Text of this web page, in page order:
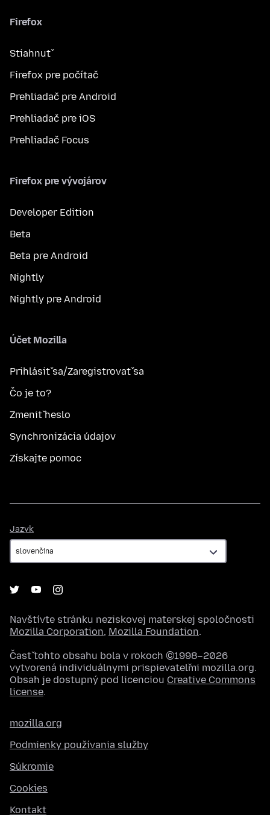
Firefox
Stiahnuť
Firefox pre počítač
Prehliadač pre Android
Prehliadač pre iOS
Prehliadač Focus
Firefox pre vývojárov
Developer Edition
Beta
Beta pre Android
Nightly
Nightly pre Android
Účet Mozilla
Prihlásiť sa/Zaregistrovať sa
Čo je to?
Zmeniť heslo
Synchronizácia údajov
Získajte pomoc
Jazyk
Navštívte stránku neziskovej materskej spoločnosti
Mozilla Corporation, Mozilla Foundation.
Časť tohto obsahu bola v rokoch ©1998–2026
vytvorená individuálnymi prispievateľmi mozilla.org.
Obsah je dostupný pod licenciou Creative Commons
license.
mozilla.org
Podmienky používania služby
Súkromie
Cookies
Kontakt